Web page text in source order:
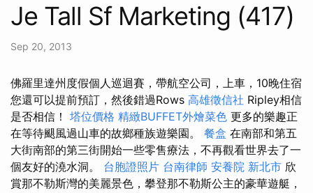
Je Tall Sf Marketing (417)
Sep 20, 2013
佛羅里達州度假個人巡迴賽，帶航空公司，上車，10晚住宿
您還可以提前預訂，然後錯過Rows 高雄徵信社 Ripley相信
是否相信！ 塔位價格 精緻BUFFET外燴菜色 更多的樂趣正
在等待颶風過山車的故鄉種族遊樂園。 餐盒 在南部和第五
大街南部的第三街開始一些零售療法，不再觀看世界去了一
個友好的澆水洞。 台胞證照片 台南律師 安養院 新北市 欣
賞那不勒斯灣的美麗景色，攀登那不勒斯公主的豪華遊艇，